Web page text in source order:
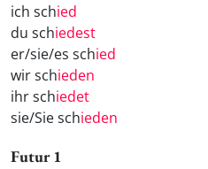
ich schied
du schiedest
er/sie/es schied
wir schieden
ihr schiedet
sie/Sie schieden
Futur 1